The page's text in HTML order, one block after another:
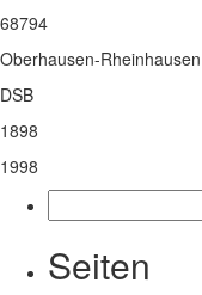
68794
Oberhausen-Rheinhausen
DSB
1898
1998
nach:
Seiten